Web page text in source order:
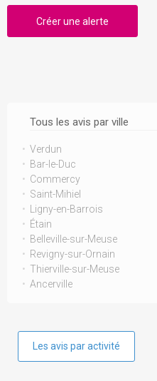
Tous les avis par ville
Verdun
Bar-le-Duc
Commercy
Saint-Mihiel
Ligny-en-Barrois
Étain
Belleville-sur-Meuse
Revigny-sur-Ornain
Thierville-sur-Meuse
Ancerville
Les avis par activité
Créer une alerte